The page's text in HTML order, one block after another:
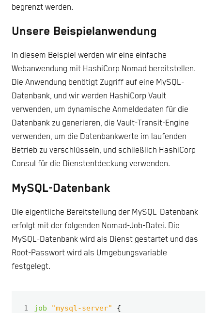
begrenzt werden.
Unsere Beispielanwendung
In diesem Beispiel werden wir eine einfache
Webanwendung mit HashiCorp Nomad bereitstellen.
Die Anwendung benötigt Zugriff auf eine MySQL-
Datenbank, und wir werden HashiCorp Vault
verwenden, um dynamische Anmeldedaten für die
Datenbank zu generieren, die Vault-Transit-Engine
verwenden, um die Datenbankwerte im laufenden
Betrieb zu verschlüsseln, und schließlich HashiCorp
Consul für die Dienstentdeckung verwenden.
MySQL-Datenbank
Die eigentliche Bereitstellung der MySQL-Datenbank
erfolgt mit der folgenden Nomad-Job-Datei. Die
MySQL-Datenbank wird als Dienst gestartet und das
Root-Passwort wird als Umgebungsvariable
festgelegt.
1 job "mysql-server"